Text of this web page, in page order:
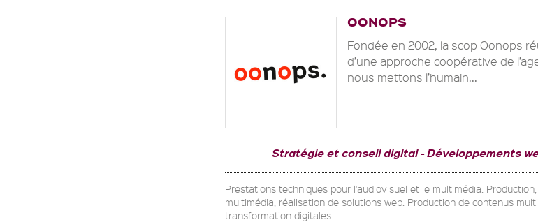
OONOPS
Fondée en 2002, la scop Oonops
d’une approche coopérative de
nous mettons l’humain...
Stratégie et conseil digital Développements
Prestations techniques pour l'audiovisuel et le multimédia.
multimédia, réalisation de solutions web. Production de contenus
transformation digitales.